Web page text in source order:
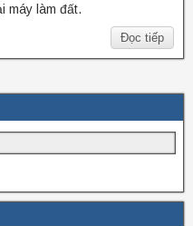
máy làm đất.
Đọc tiếp